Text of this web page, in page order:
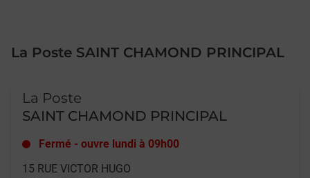
La Poste SAINT CHAMOND PRINCIPAL
La Poste
SAINT CHAMOND PRINCIPAL
Fermé - ouvre lundi à 09h00
15 RUE VICTOR HUGO